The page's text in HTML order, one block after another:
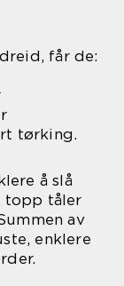
får de:
tørking.
å slå
topp tåler
av
enklere